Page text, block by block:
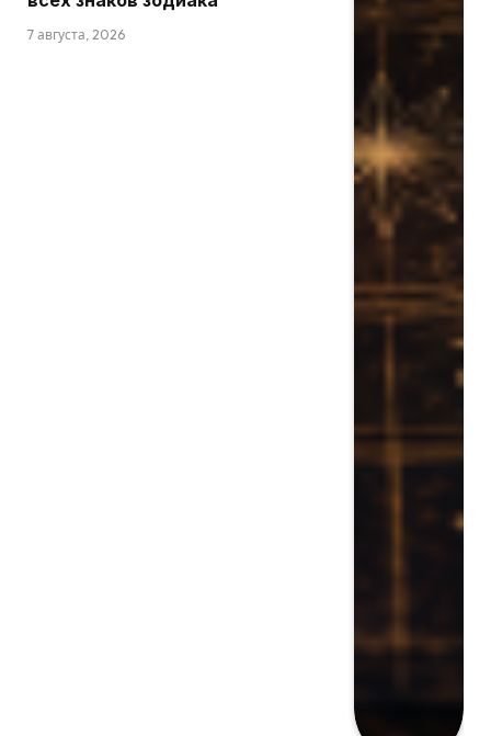
7 августа, 2026